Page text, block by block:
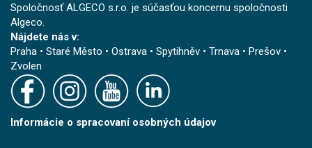
Spoločnosť ALGECO s.r.o. je súčasťou koncernu spoločnosti
Algeco.
Nájdete nás v:
Praha • Staré Město • Ostrava • Spytihněv • Trnava • Prešov •
Zvolen
Informácie o spracovaní osobných údajov